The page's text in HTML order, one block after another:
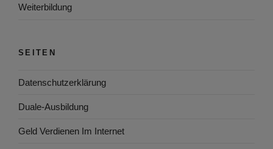
Weiterbildung
SEITEN
Datenschutzerklärung
Duale-Ausbildung
Geld Verdienen Im Internet